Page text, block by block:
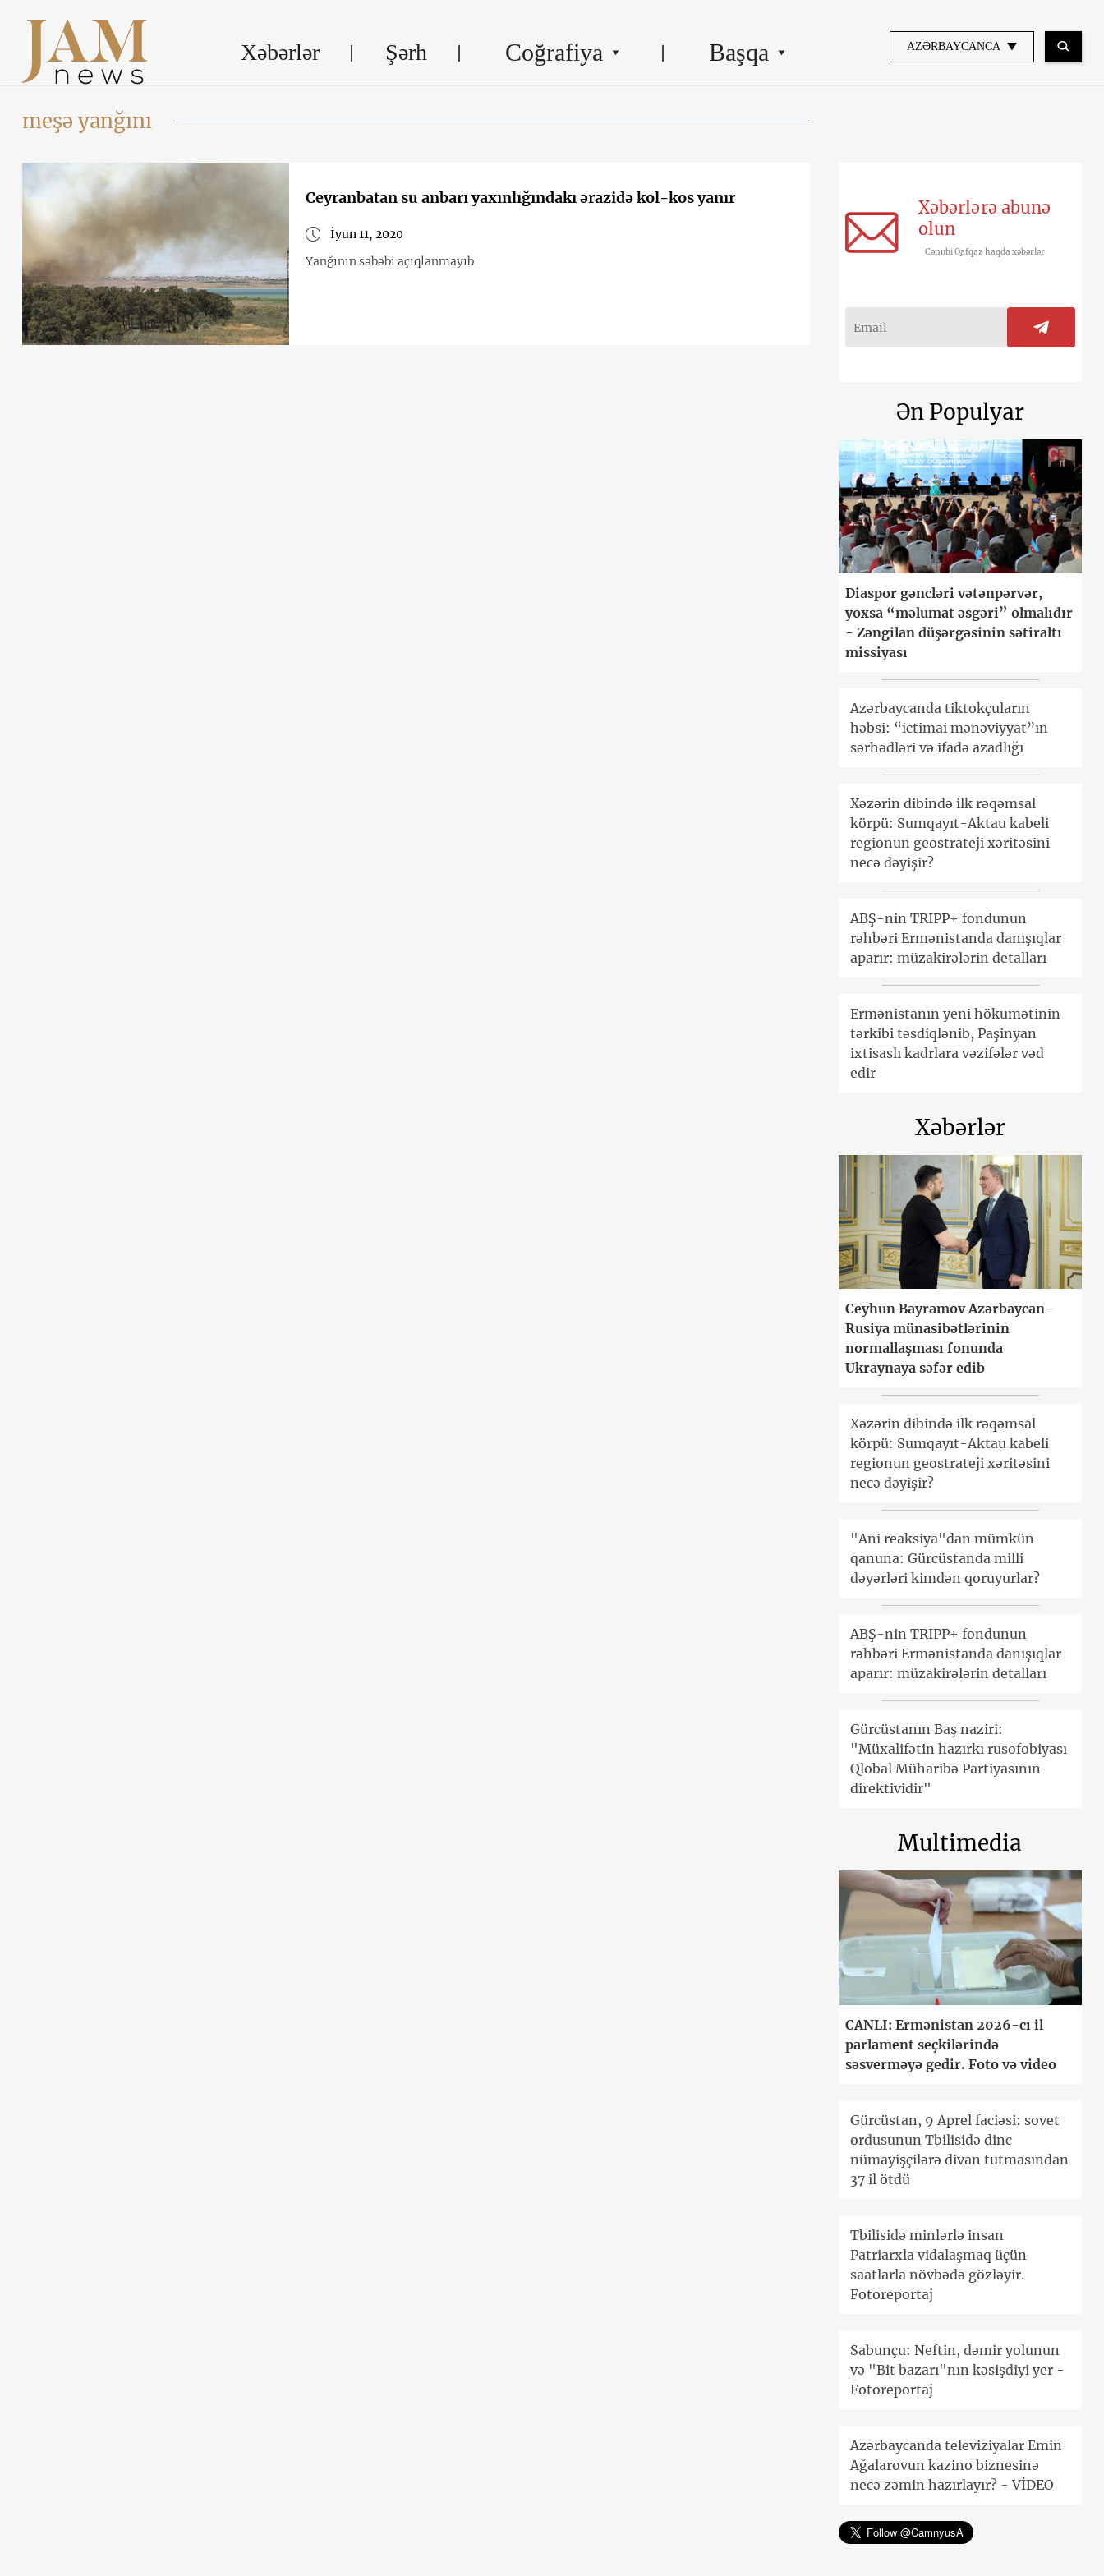
Xəbərlər Şərh Coğrafiya Başqa AZƏRBAYCANCA
meşə yanğını
Ceyranbatan su anbarı yaxınlığındakı ərazidə kol-kos yanır
İyun 11, 2020
Yanğının səbəbi açıqlanmayıb
Xəbərlərə abunə
olun
Cənubi Qafqaz haqda xəbərlər
Ən Populyar
Diaspor gəncləri vətənpərvər,
yoxsa “məlumat əsgəri” olmalıdır
- Zəngilan düşərgəsinin sətiraltı
missiyası
Azərbaycanda tiktokçuların
həbsi: “ictimai mənəviyyat”ın
sərhədləri və ifadə azadlığı
Xəzərin dibində ilk rəqəmsal
körpü: Sumqayıt-Aktau kabeli
regionun geostrateji xəritəsini
necə dəyişir?
ABŞ-nin TRIPP+ fondunun
rəhbəri Ermənistanda danışıqlar
aparır: müzakirələrin detalları
Ermənistanın yeni hökumətinin
tərkibi təsdiqlənib, Paşinyan
ixtisaslı kadrlara vəzifələr vəd
edir
Xəbərlər
Ceyhun Bayramov Azərbaycan-
Rusiya münasibətlərinin
normallaşması fonunda
Ukraynaya səfər edib
Xəzərin dibində ilk rəqəmsal
körpü: Sumqayıt-Aktau kabeli
regionun geostrateji xəritəsini
necə dəyişir?
"Ani reaksiya"dan mümkün
qanuna: Gürcüstanda milli
dəyərləri kimdən qoruyurlar?
ABŞ-nin TRIPP+ fondunun
rəhbəri Ermənistanda danışıqlar
aparır: müzakirələrin detalları
Gürcüstanın Baş naziri:
"Müxalifətin hazırkı rusofobiyası
Qlobal Müharibə Partiyasının
direktividir"
Multimedia
CANLI: Ermənistan 2026-cı il
parlament seçkilərində
səsverməyə gedir. Foto və video
Gürcüstan, 9 Aprel faciəsi: sovet
ordusunun Tbilisidə dinc
nümayişçilərə divan tutmasından
37 il ötdü
Tbilisidə minlərlə insan
Patriarxla vidalaşmaq üçün
saatlarla növbədə gözləyir.
Fotoreportaj
Sabunçu: Neftin, dəmir yolunun
və "Bit bazarı"nın kəsişdiyi yer -
Fotoreportaj
Azərbaycanda televiziyalar Emin
Ağalarovun kazino biznesinə
necə zəmin hazırlayır? - VİDEO